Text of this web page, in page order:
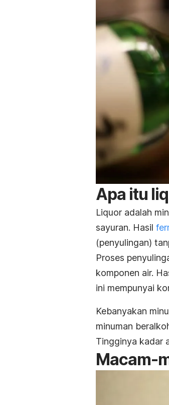
Apa itu
Liquor adalah
sayuran. Hasil
(penyulingan)
Proses
komponen air.
ini mempunyai
Kebanyakan
minuman
Tingginya kadar
Macam-